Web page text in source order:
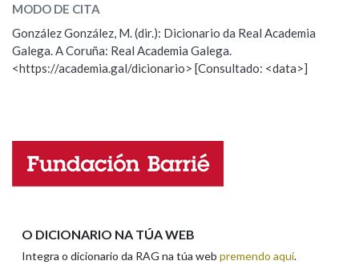
OUTRAS OPCIÓNS DE BUSCA
Marcas gramaticais
ESCOLLE UNHA OPCIÓN:
Observación Hai un erro na palabra
Propoño mellorar a definición
Nome
MODO DE CITA
González González, M. (dir.): Dicionario da Real Academia
Galega. A Coruña: Real Academia Galega.
<https://academia.gal/dicionario> [Consultado: <data>]
O DICIONARIO NA TÚA WEB
Integra o dicionario da RAG na túa web premendo aquí.